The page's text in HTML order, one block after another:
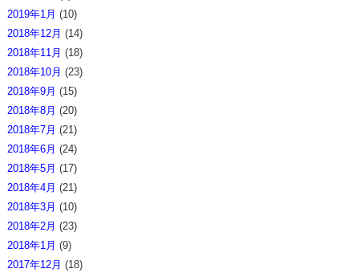
2019年1月 (10)
2018年12月 (14)
2018年11月 (18)
2018年10月 (23)
2018年9月 (15)
2018年8月 (20)
2018年7月 (21)
2018年6月 (24)
2018年5月 (17)
2018年4月 (21)
2018年3月 (10)
2018年2月 (23)
2018年1月 (9)
2017年12月 (18)